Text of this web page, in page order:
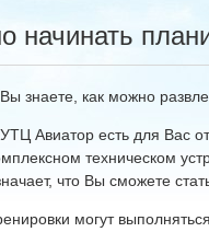
начинать
знаете, как можно
Авиатор есть для Вас
техническом
что Вы сможете
могут